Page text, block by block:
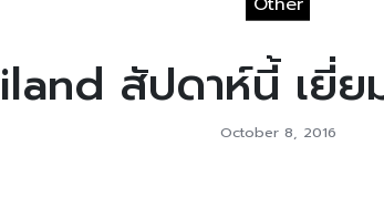
สัปดาห์นี้ เยี่
October 8, 2016